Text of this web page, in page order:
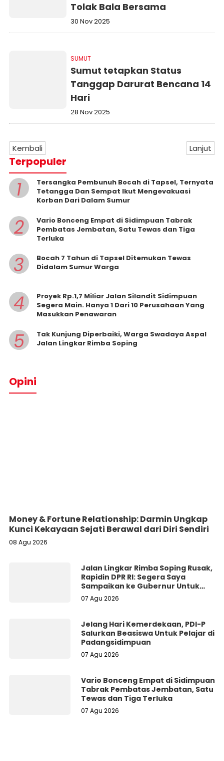
Tolak Bala Bersama
30 Nov 2025
SUMUT
Sumut tetapkan Status
Tanggap Darurat Bencana 14
Hari
28 Nov 2025
Kembali Lanjut
Terpopuler
1
Tersangka Pembunuh Bocah di Tapsel, Ternyata
Tetangga Dan Sempat Ikut Mengevakuasi
Korban Dari Dalam Sumur
2
Vario Bonceng Empat di Sidimpuan Tabrak
Pembatas Jembatan, Satu Tewas dan Tiga
Terluka
3
Bocah 7 Tahun di Tapsel Ditemukan Tewas
Didalam Sumur Warga
4
Proyek Rp.1,7 Miliar Jalan Silandit Sidimpuan
Segera Main. Hanya 1 Dari 10 Perusahaan Yang
Masukkan Penawaran
5
Tak Kunjung Diperbaiki, Warga Swadaya Aspal
Jalan Lingkar Rimba Soping
Opini
Money & Fortune Relationship: Darmin Ungkap
Kunci Kekayaan Sejati Berawal dari Diri Sendiri
08 Agu 2026
Jalan Lingkar Rimba Soping Rusak,
Rapidin DPR RI: Segera Saya
Sampaikan ke Gubernur Untuk
Perbaikan
07 Agu 2026
Jelang Hari Kemerdekaan, PDI-P
Salurkan Beasiswa Untuk Pelajar di
Padangsidimpuan
07 Agu 2026
Vario Bonceng Empat di Sidimpuan
Tabrak Pembatas Jembatan, Satu
Tewas dan Tiga Terluka
07 Agu 2026